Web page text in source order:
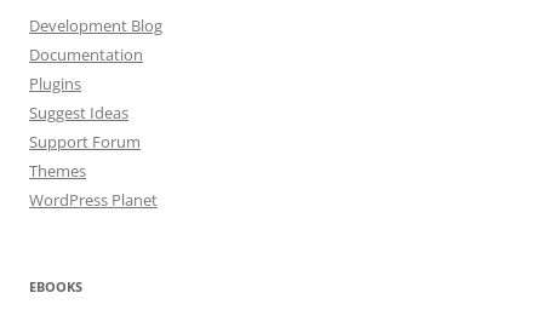
Development Blog
Documentation
Plugins
Suggest Ideas
Support Forum
Themes
WordPress Planet
EBOOKS